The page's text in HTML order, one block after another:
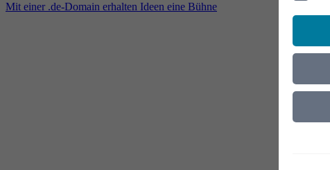
Mit einer .de-Domain erhalten Ideen eine Bühne